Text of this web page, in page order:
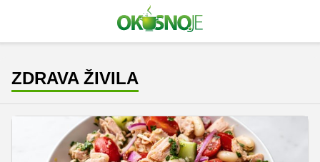
ZDRAVA ŽIVILA